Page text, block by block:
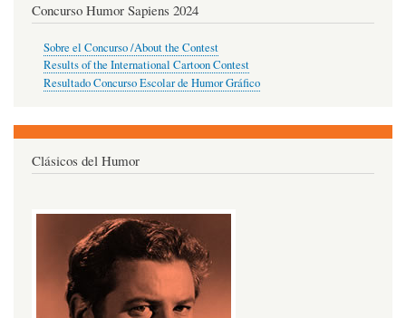
Concurso Humor Sapiens 2024
Sobre el Concurso /About the Contest
Results of the International Cartoon Contest
Resultado Concurso Escolar de Humor Gráfico
Clásicos del Humor